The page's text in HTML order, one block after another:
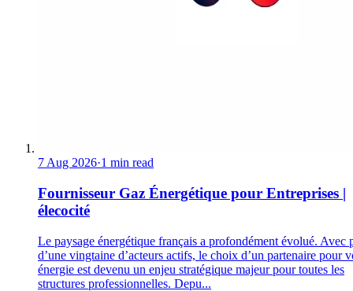
7 Aug 2026·1 min read
Fournisseur Gaz Énergétique pour Entreprises |
élecocité
Le paysage énergétique français a profondément évolué. Avec
d’une vingtaine d’acteurs actifs, le choix d’un partenaire pour
énergie est devenu un enjeu stratégique majeur pour toutes les
structures professionnelles. Depu...